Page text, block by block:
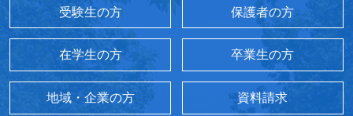
受験生の方 保護者の方
在学生の方 卒業生の方
地域・企業の方 資料請求